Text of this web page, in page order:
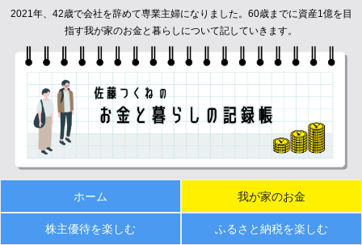
2021年、42歳で会社を辞めて専業主婦になりました。60歳までに資産1億を目
指す我が家のお金と暮らしについて記していきます。
ホーム 我が家のお金
株主優待を楽しむ ふるさと納税を楽しむ